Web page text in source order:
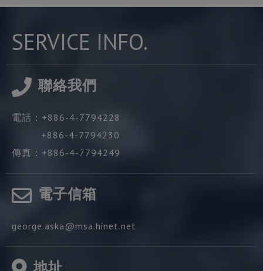
SERVICE INFO.
聯絡我們
電話： +886-4-7794228
+886-4-7794230
傳真： +886-4-7794249
電子信箱
george.aska@msa.hinet.net